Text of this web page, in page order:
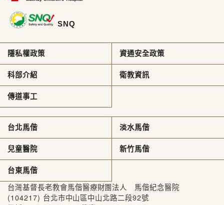
SNQ
隱私權政策 資通安全政策
科部介紹 衛教資訊
傳道事工
台北馬偕 淡水馬偕
兒童醫院 新竹馬偕
台東馬偕
台灣基督長老教會馬偕醫療財團法人 馬偕紀念醫院
(104217) 台北市中山區中山北路二段92號